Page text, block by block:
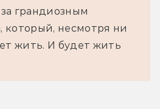
грандиозным
несмотря ни
жить. И будет жить